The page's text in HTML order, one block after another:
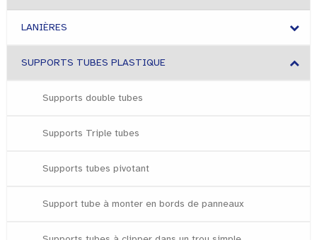
LANIÈRES
SUPPORTS TUBES PLASTIQUE
Supports double tubes
Supports Triple tubes
Supports tubes pivotant
Support tube à monter en bords de panneaux